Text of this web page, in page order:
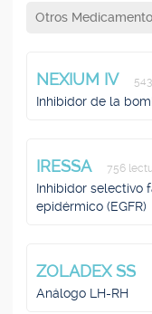
Otros
NEXIUM IV
Inhibidor de la
IRESSA 756
Inhibidor selectivo
epidérmico (EGFR)
ZOLADEX SS
Análogo LH-RH